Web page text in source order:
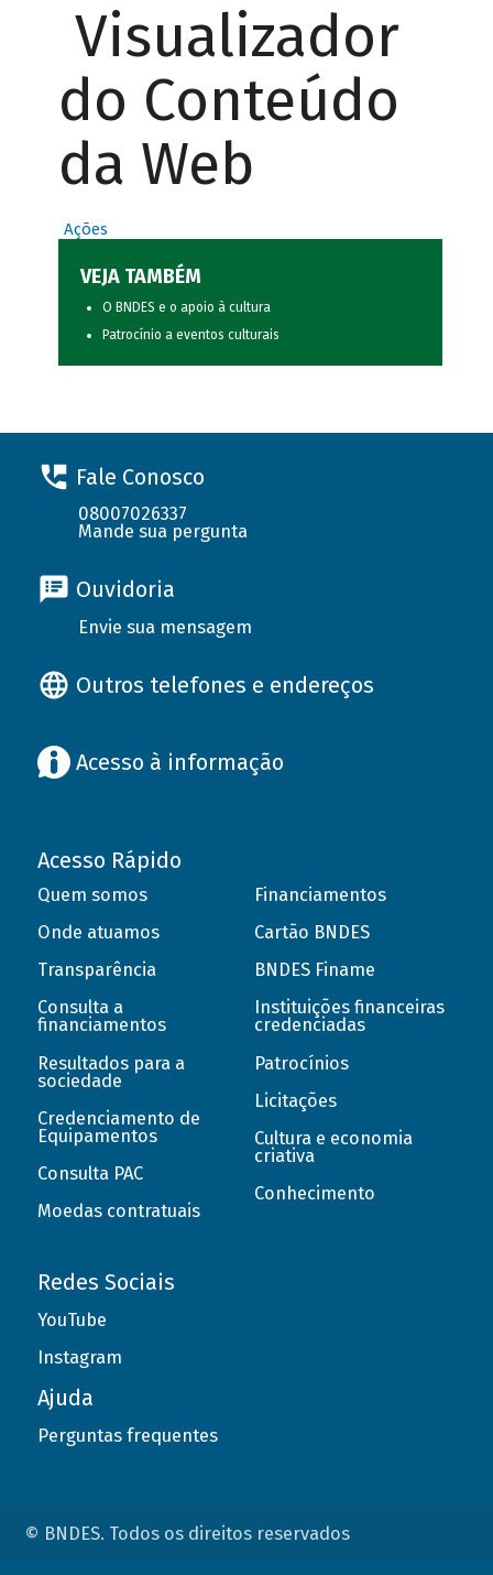
Visualizador
do Conteúdo
da Web
Ações
VEJA TAMBÉM
O BNDES e o apoio à cultura
Patrocínio a eventos culturais
Fale Conosco
08007026337
Mande sua pergunta
Ouvidoria
Envie sua mensagem
Outros telefones e endereços
Acesso à informação
Acesso Rápido
Quem somos
Onde atuamos
Transparência
Consulta a
financiamentos
Resultados para a
sociedade
Credenciamento de
Equipamentos
Consulta PAC
Moedas contratuais
Financiamentos
Cartão BNDES
BNDES Finame
Instituições financeiras
credenciadas
Patrocínios
Licitações
Cultura e economia
criativa
Conhecimento
Redes Sociais
YouTube
Instagram
Ajuda
Perguntas frequentes
© BNDES. Todos os direitos reservados